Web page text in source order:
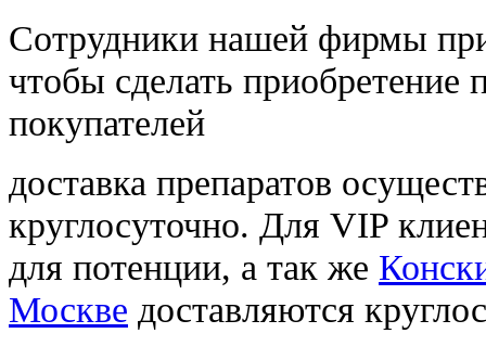
Cотрудники нашей фирмы
чтобы сделать приобретение
покупателей
доставка препаратов
круглосуточно. Для VIP
для потенции, а так же
Москве доставляются